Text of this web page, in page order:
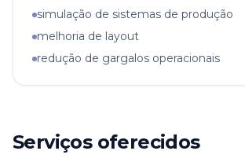
simulação de sistemas de produção
melhoria de layout
redução de gargalos operacionais
Serviços oferecidos